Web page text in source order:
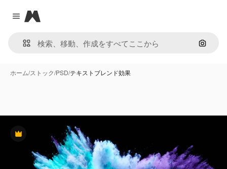
Close menu
Magnific
画像で
ホーム/ストック/PSD/テキストブレンド効果
Premium